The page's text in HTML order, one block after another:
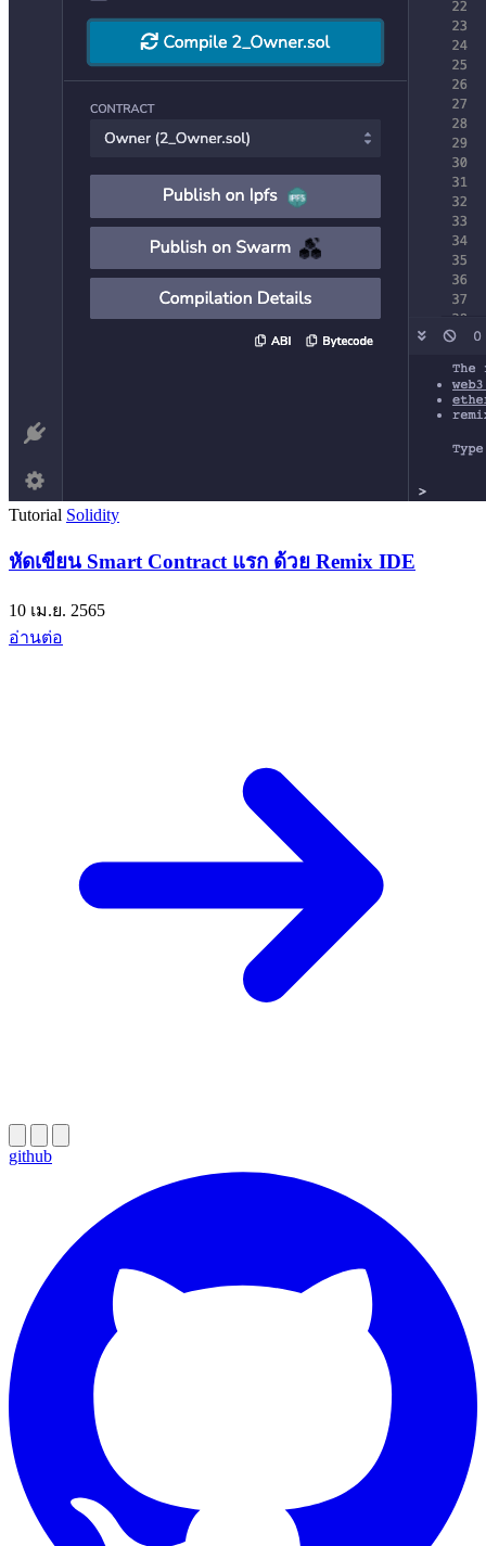
Tutorial Solidity
หัดเขียน Smart Contract แรก ด้วย Remix IDE
10 เม.ย. 2565
อ่านต่อ
github